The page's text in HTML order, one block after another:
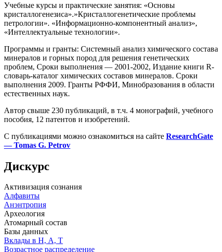
Учебные курсы и практические занятия: «Основы
кристаллогенезиса».»Кристаллогенетические проблемы
петрологии». «Информационно-компонентный анализ»,
«Интеллектуальные технологии».
Программы и гранты: Системный анализ химического состава
минералов и горных пород для решения генетических
проблем, Сроки выполнения — 2001-2002, Издание книги R-
словарь-каталог химических составов минералов. Сроки
выполнения 2009. Гранты РФФИ, Минобразования в области
естественных наук.
Автор свыше 230 публикаций, в т.ч. 4 монографий, учебного
пособия, 12 патентов и изобретений.
С публикациями можно ознакомиться на сайте ResearchGate
— Tomas G. Petrov
Дискурс
Активизация сознания
Алфавиты
Анэнтропия
Археология
Атомарный состав
Базы данных
Вклады в Н, А, Т
Возрастное распределение